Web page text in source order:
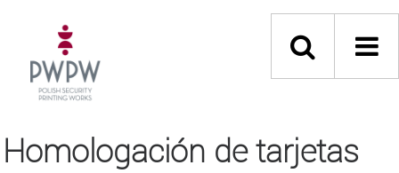
Homologación de tarjetas